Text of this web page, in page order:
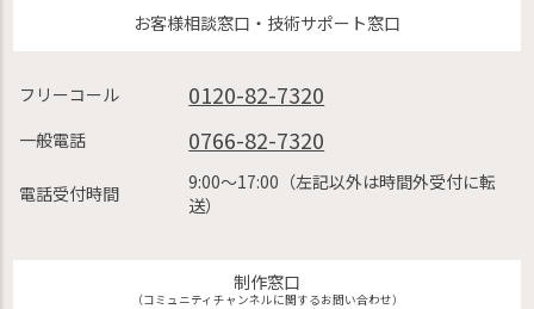
お客様相談窓口・技術サポート窓口
フリーコール 0120-82-7320
一般電話 0766-82-7320
電話受付時間
9:00〜17:00（左記以外は時間外受付に転
送）
制作窓口
（コミュニティチャンネルに関するお問い合わせ）